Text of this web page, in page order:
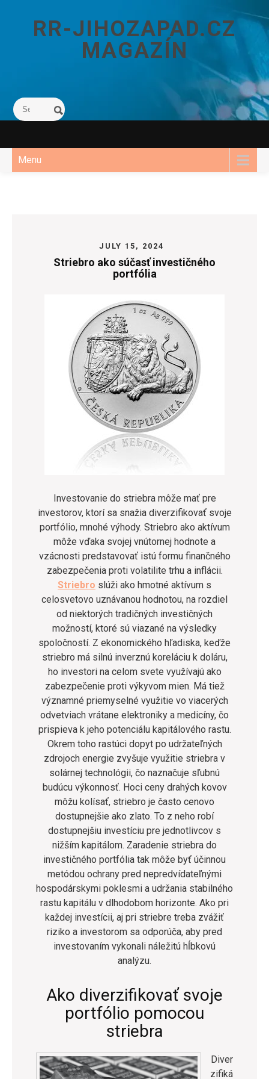
RR-JIHOZAPAD.CZ
MAGAZÍN
Menu
JULY 15, 2024
Striebro ako súčasť investičného
portfólia
Investovanie do striebra môže mať pre
investorov, ktorí sa snažia diverzifikovať svoje
portfólio, mnohé výhody. Striebro ako aktívum
môže vďaka svojej vnútornej hodnote a
vzácnosti predstavovať istú formu finančného
zabezpečenia proti volatilite trhu a inflácii.
Striebro slúži ako hmotné aktívum s
celosvetovo uznávanou hodnotou, na rozdiel
od niektorých tradičných investičných
možností, ktoré sú viazané na výsledky
spoločností. Z ekonomického hľadiska, keďže
striebro má silnú inverznú koreláciu k doláru,
ho investori na celom svete využívajú ako
zabezpečenie proti výkyvom mien. Má tiež
významné priemyselné využitie vo viacerých
odvetviach vrátane elektroniky a medicíny, čo
prispieva k jeho potenciálu kapitálového rastu.
Okrem toho rastúci dopyt po udržateľných
zdrojoch energie zvyšuje využitie striebra v
solárnej technológii, čo naznačuje sľubnú
budúcu výkonnosť. Hoci ceny drahých kovov
môžu kolísať, striebro je často cenovo
dostupnejšie ako zlato. To z neho robí
dostupnejšiu investíciu pre jednotlivcov s
nižším kapitálom. Zaradenie striebra do
investičného portfólia tak môže byť účinnou
metódou ochrany pred nepredvídateľnými
hospodárskymi poklesmi a udržania stabilného
rastu kapitálu v dlhodobom horizonte. Ako pri
každej investícii, aj pri striebre treba zvážiť
riziko a investorom sa odporúča, aby pred
investovaním vykonali náležitú hĺbkovú
analýzu.
Ako diverzifikovať svoje
portfólio pomocou
striebra
Diver
zifiká